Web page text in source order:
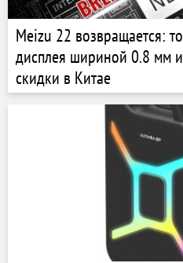
Meizu 22 возвращается:
дисплея шириной 0.8 мм и
скидки в Китае